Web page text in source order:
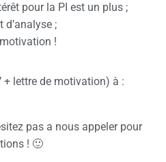
pour la PI est un plus ;
d’analyse ;
!
+ lettre de motivation) à :
pas a nous appeler pour
! 🙂